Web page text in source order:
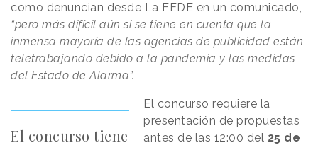
como denuncian desde La FEDE en un comunicado,
“pero más difícil aún si se tiene en cuenta que la
inmensa mayoría de las agencias de publicidad están
teletrabajando debido a la pandemia y las medidas
del Estado de Alarma”.
El concurso tiene
El concurso requiere la
presentación de propuestas
antes de las 12:00 del 25 de